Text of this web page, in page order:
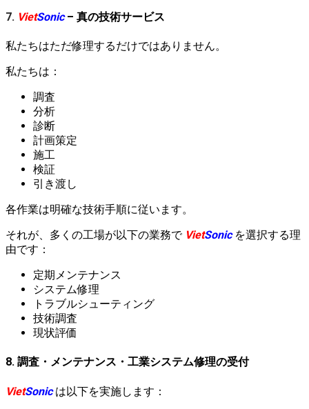
7. VietSonic– 真の技術サービス
私たちはただ修理するだけではありません。
私たちは：
調査
分析
診断
計画策定
施工
検証
引き渡し
各作業は明確な技術手順に従います。
それが、多くの工場が以下の業務で VietSonic を選択する理
由です：
定期メンテナンス
システム修理
トラブルシューティング
技術調査
現状評価
8. 調査・メンテナンス・工業システム修理の受付
VietSonicは以下を実施します：